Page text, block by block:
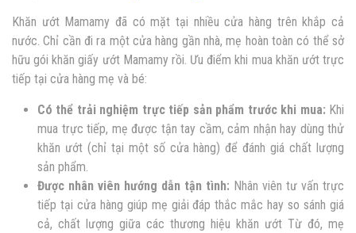
Khăn ướt Mamamy đã có mặt tại nhiều cửa hàng trên khắp cả
nước. Chỉ cần đi ra một cửa hàng gần nhà, mẹ hoàn toàn có thể sở
hữu gói khăn giấy ướt Mamamy rồi. Ưu điểm khi mua khăn ướt trực
tiếp tại cửa hàng mẹ và bé:
Có thể trải nghiệm trực tiếp sản phẩm trước khi mua: Khi
mua trực tiếp, mẹ được tận tay cầm, cảm nhận hay dùng thử
khăn ướt (chỉ tại một số cửa hàng) để đánh giá chất lượng
sản phẩm.
Được nhân viên hướng dẫn tận tình: Nhân viên tư vấn trực
tiếp tại cửa hàng giúp mẹ giải đáp thắc mắc hay so sánh giá
cả, chất lượng giữa các thương hiệu khăn ướt Từ đó, mẹ